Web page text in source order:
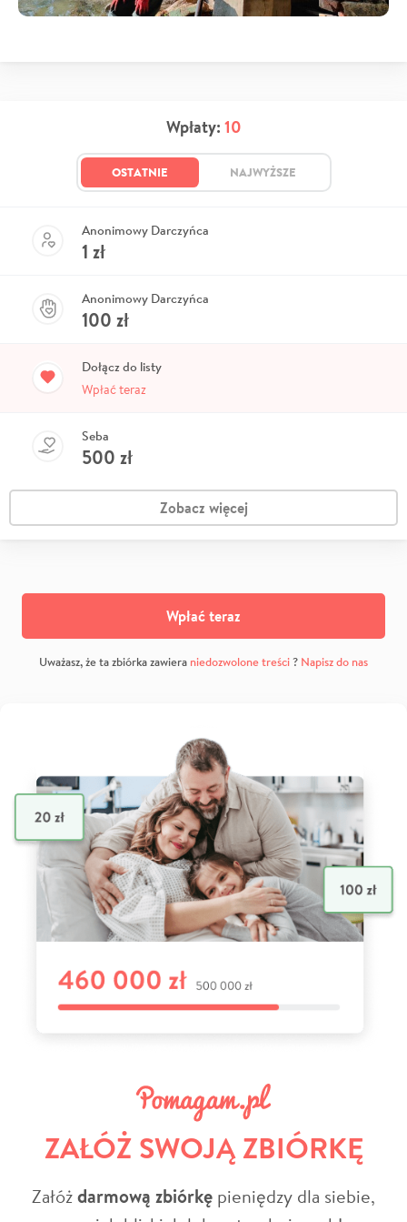
Wpłaty: 10
OSTATNIE NAJWYŻSZE
Anonimowy Darczyńca
1 zł
Anonimowy Darczyńca
100 zł
Dołącz do listy
Wpłać teraz
Seba
500 zł
Zobacz więcej
Wpłać teraz
Uważasz, że ta zbiórka zawiera niedozwolone treści? Napisz do nas
ZAŁÓŻ SWOJĄ ZBIÓRKĘ
Załóżdarmową zbiórkę pieniędzy dla siebie,